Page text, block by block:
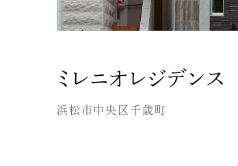
ミレニオレジデンス
浜松市中央区千歳町